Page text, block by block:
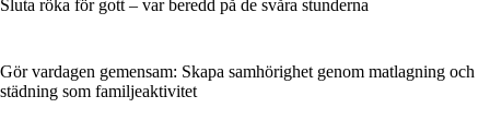
Sluta röka för gott – var beredd på de svåra stunderna
Gör vardagen gemensam: Skapa samhörighet genom matlagning och
städning som familjeaktivitet